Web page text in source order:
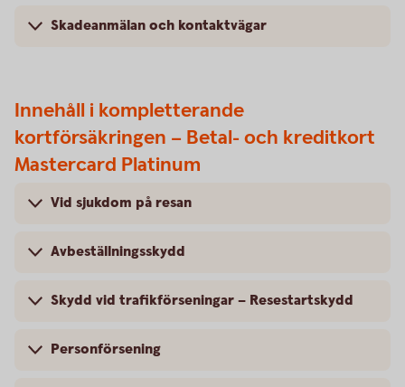
Skadeanmälan och kontaktvägar
Innehåll i kompletterande
kortförsäkringen – Betal- och kreditkort
Mastercard Platinum
Vid sjukdom på resan
Avbeställningsskydd
Skydd vid trafikförseningar – Resestartskydd
Personförsening